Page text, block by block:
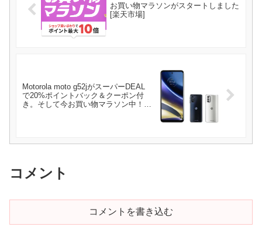
お買い物マラソンがスタートしました
[楽天市場]
Motorola moto g52jがスーパーDEAL
で20%ポイントバック＆クーポン付
き。そして今お買い物マラソン中！
コメント
コメントを書き込む